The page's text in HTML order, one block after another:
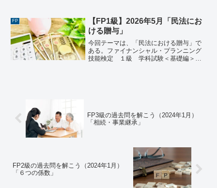
ナンシャル・プランニング技能検定 2
級 学科試験（202...
FP
【FP1級】2026年5月「民法にお
ける贈与」
今回テーマは、「民法における贈与」で
ある。ファイナンシャル・プランニング
技能検定 １級 学科試験＜基礎編＞
FP3級の過去問を解こう（2024年1月）
「相続・事業継承」
FP2級の過去問を解こう（2024年1月）
「６つの係数」